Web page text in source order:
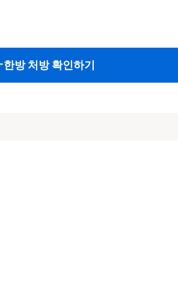
한방 처방 확인하기